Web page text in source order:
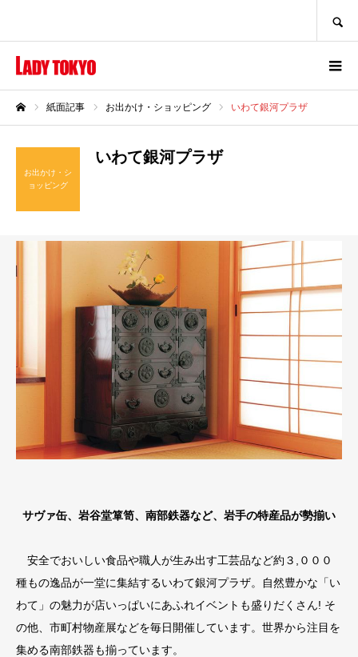
紙面記事 お出かけ・ショッピング いわて銀河プラザ
お出かけ・シ
ョッピング
いわて銀河プラザ
サヴァ缶、岩谷堂箪笥、南部鉄器など、岩手の特産品が勢揃い
安全でおいしい食品や職人が生み出す工芸品など約３,０００
種もの逸品が一堂に集結するいわて銀河プラザ。自然豊かな「い
わて」の魅力が店いっぱいにあふれイベントも盛りだくさん! そ
の他、市町村物産展などを毎日開催しています。世界から注目を
集める南部鉄器も揃っています。